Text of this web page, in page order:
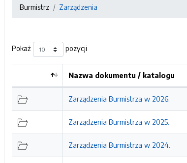
Burmistrz Zarządzenia
Pokaż pozycji
Kolejność
Nazwa dokumentu / katalogu
Zarządzenia Burmistrza w 2026.
Zarządzenia Burmistrza w 2025.
Zarządzenia Burmistrza w 2024.